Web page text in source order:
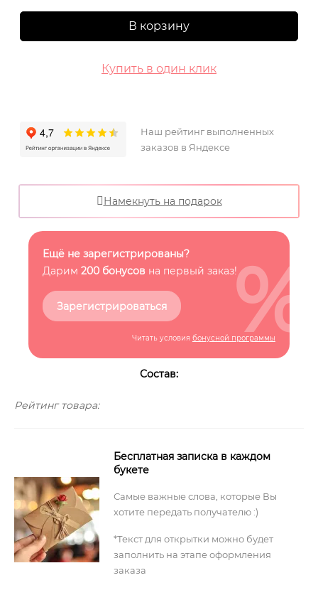
В корзину
Купить в один клик
Наш рейтинг выполненных
заказов в Яндексе
Намекнуть на подарок
Ещё не зарегистрированы?
Дарим 200 бонусов на первый заказ!
Зарегистрироваться
Читать условия бонусной программы
%
Состав:
Рейтинг товара:
Бесплатная записка в каждом
букете
Самые важные слова, которые Вы
хотите передать получателю :)
*Текст для открытки можно будет
заполнить на этапе оформления
заказа